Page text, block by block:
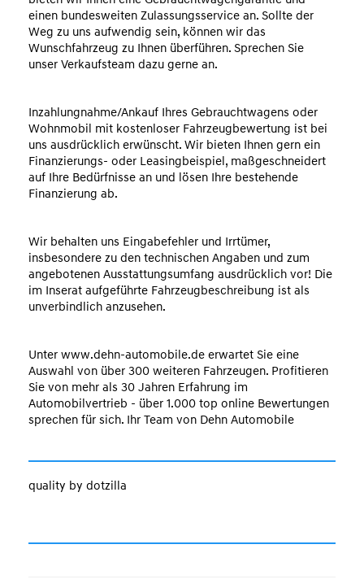
einen bundesweiten Zulassungsservice an. Sollte der
Weg zu uns aufwendig sein, können wir das
Wunschfahrzeug zu Ihnen überführen. Sprechen Sie
unser Verkaufsteam dazu gerne an.
Inzahlungnahme/Ankauf Ihres Gebrauchtwagens oder
Wohnmobil mit kostenloser Fahrzeugbewertung ist bei
uns ausdrücklich erwünscht. Wir bieten Ihnen gern ein
Finanzierungs- oder Leasingbeispiel, maßgeschneidert
auf Ihre Bedürfnisse an und lösen Ihre bestehende
Finanzierung ab.
Wir behalten uns Eingabefehler und Irrtümer,
insbesondere zu den technischen Angaben und zum
angebotenen Ausstattungsumfang ausdrücklich vor! Die
im Inserat aufgeführte Fahrzeugbeschreibung ist als
unverbindlich anzusehen.
Unter www.dehn-automobile.de erwartet Sie eine
Auswahl von über 300 weiteren Fahrzeugen. Profitieren
Sie von mehr als 30 Jahren Erfahrung im
Automobilvertrieb - über 1.000 top online Bewertungen
sprechen für sich. Ihr Team von Dehn Automobile
quality by dotzilla